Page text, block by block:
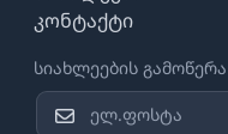
კონტაქტი
სიახლეების გამოწერა